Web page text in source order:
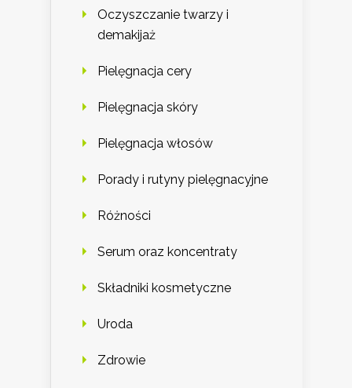
Oczyszczanie twarzy i
demakijaż
Pielęgnacja cery
Pielęgnacja skóry
Pielęgnacja włosów
Porady i rutyny pielęgnacyjne
Różności
Serum oraz koncentraty
Składniki kosmetyczne
Uroda
Zdrowie